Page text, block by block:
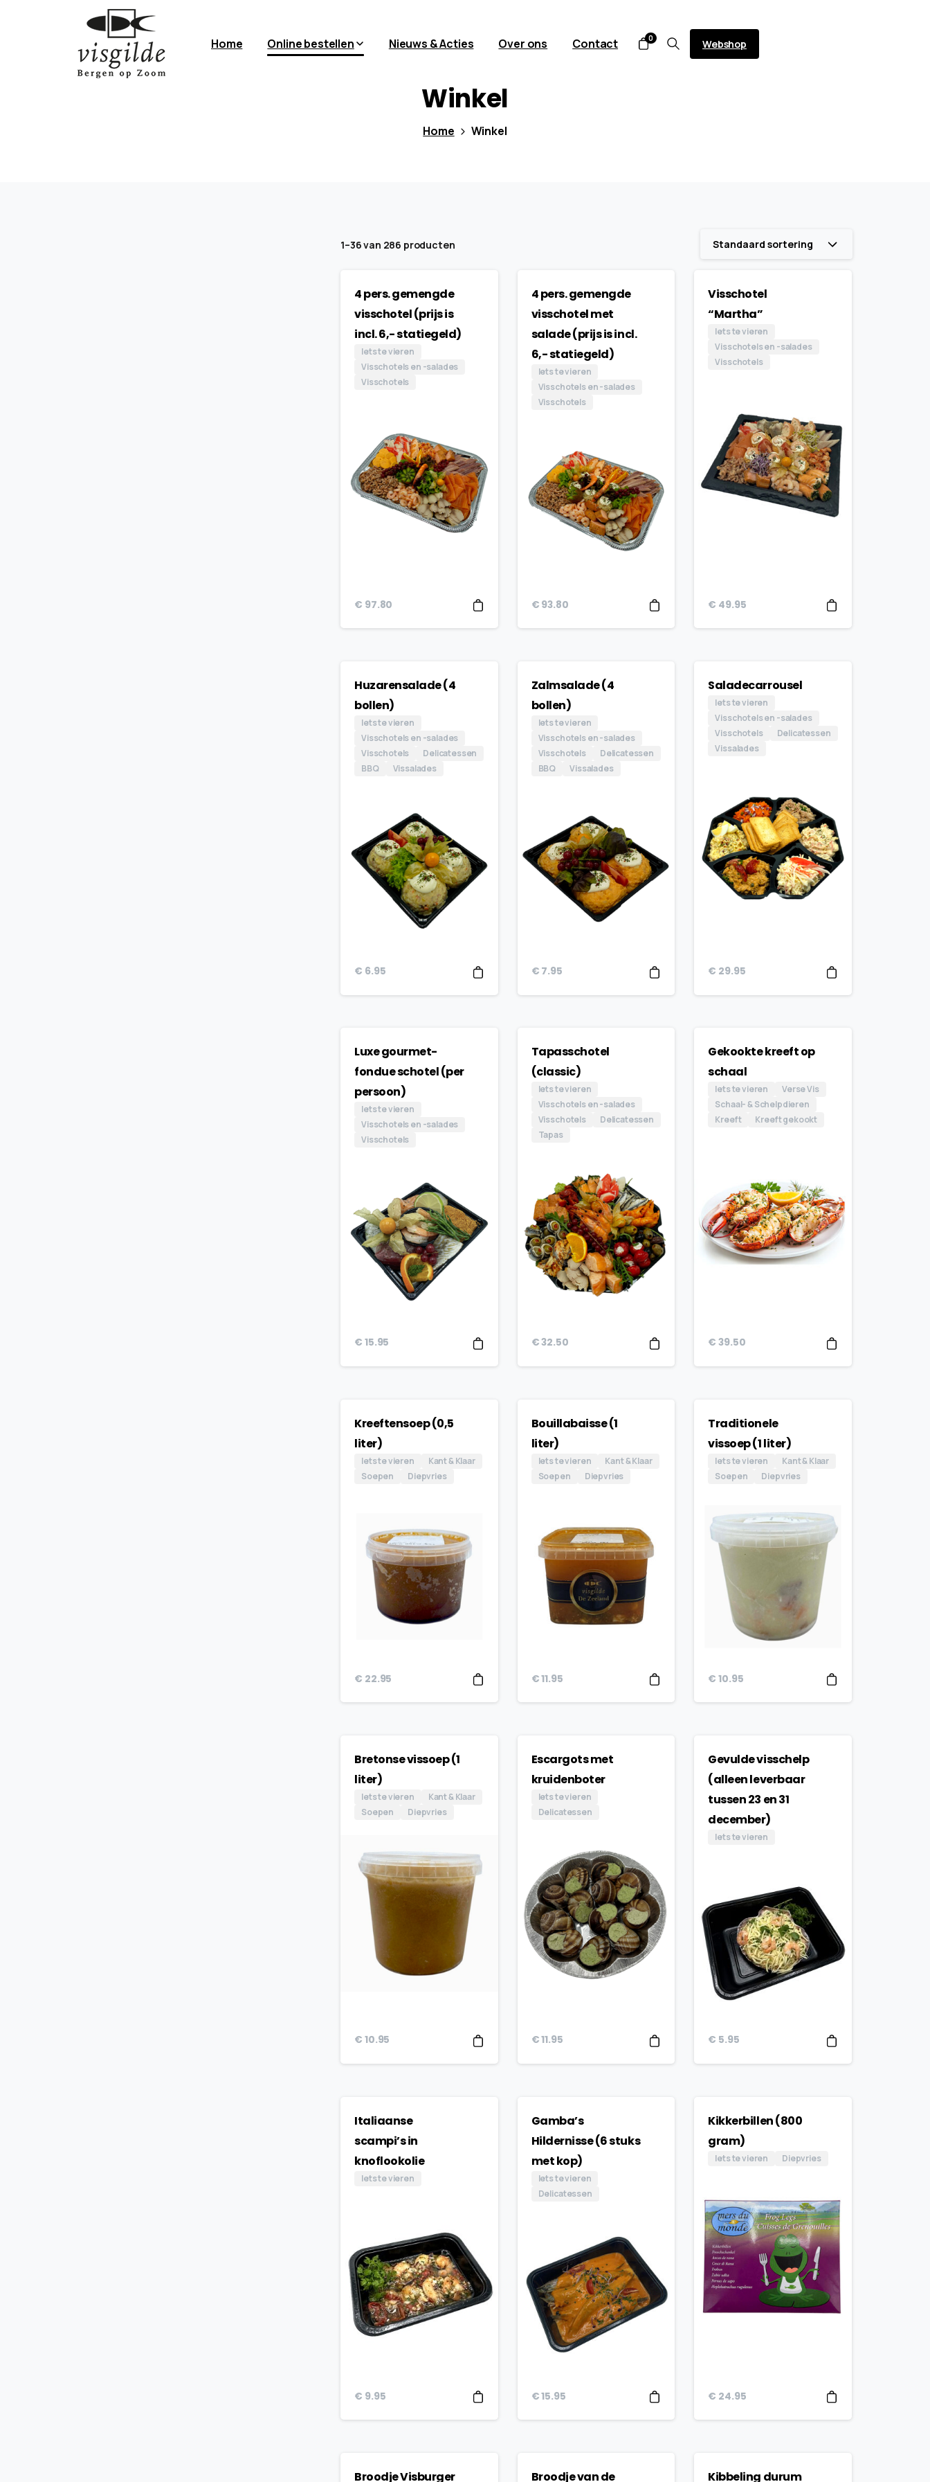
Home Online bestellen Nieuws & Acties Over ons Contact 0 Webshop
Winkel
Home Winkel
1–36 van 286 producten Standaard sortering
4 pers. gemengde
visschotel (prijs is
incl. 6,- statiegeld)
Iets te vieren
Visschotels en -salades
Visschotels
€ 97.80
4 pers. gemengde
visschotel met
salade (prijs is incl.
6,- statiegeld)
Iets te vieren
Visschotels en -salades
Visschotels
€ 93.80
Visschotel
“Martha”
Iets te vieren
Visschotels en -salades
Visschotels
€ 49.95
Huzarensalade (4
bollen)
Iets te vieren
Visschotels en -salades
Visschotels
Delicatessen
BBQ
Vissalades
€ 6.95
Zalmsalade (4
bollen)
Iets te vieren
Visschotels en -salades
Visschotels
Delicatessen
BBQ
Vissalades
€ 7.95
Saladecarrousel
Iets te vieren
Visschotels en -salades
Visschotels
Delicatessen
Vissalades
€ 29.95
Luxe gourmet-
fondue schotel (per
persoon)
Iets te vieren
Visschotels en -salades
Visschotels
€ 15.95
Tapasschotel
(classic)
Iets te vieren
Visschotels en -salades
Visschotels
Delicatessen
Tapas
€32.50
Gekookte kreeft op
schaal
Iets te vieren
Verse Vis
Schaal- & Schelpdieren
Kreeft
Kreeft gekookt
€ 39.50
Kreeftensoep (0,5
liter)
Iets te vieren
Kant & Klaar
Soepen
Diepvries
€ 22.95
Bouillabaisse (1
liter)
Iets te vieren
Kant & Klaar
Soepen
Diepvries
€11.95
Traditionele
vissoep (1 liter)
Iets te vieren
Kant & Klaar
Soepen
Diepvries
€ 10.95
Bretonse vissoep (1
liter)
Iets te vieren
Kant & Klaar
Soepen
Diepvries
€ 10.95
Escargots met
kruidenboter
Iets te vieren
Delicatessen
€11.95
Gevulde visschelp
(alleen leverbaar
tussen 23 en 31
december)
Iets te vieren
€ 5.95
Italiaanse
scampi’s in
knoflookolie
Iets te vieren
€ 9.95
Gamba’s
Hildernisse (6 stuks
met kop)
Iets te vieren
Delicatessen
€15.95
Kikkerbillen (800
gram)
Iets te vieren Diepvries
€ 24.95
Broodje Visburger Broodje van de Kibbeling durum